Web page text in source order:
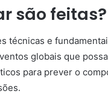
são feitas?
técnicas e
globais que
para prever o